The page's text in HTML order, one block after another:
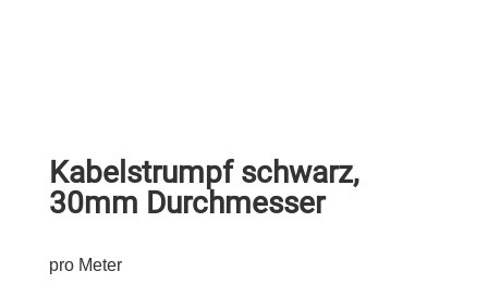
Kabelstrumpf schwarz,
30mm Durchmesser
pro Meter